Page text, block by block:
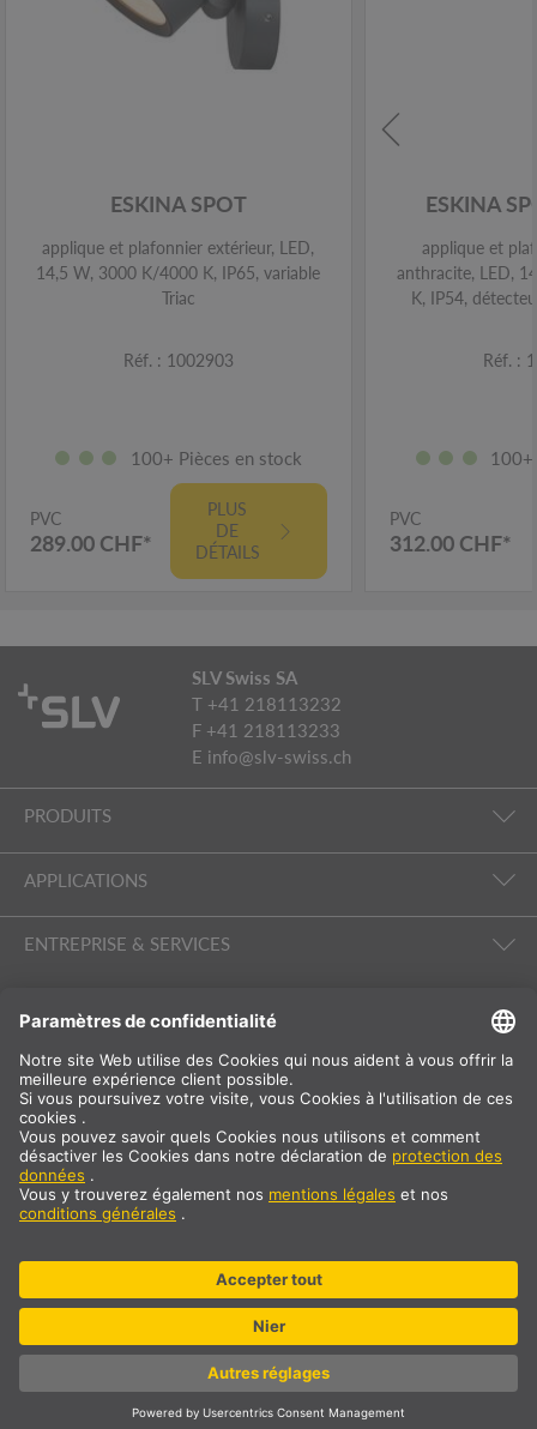
ESKINA SPOT
applique et plafonnier extérieur, LED,
14,5 W, 3000 K/4000 K, IP65, variable
Triac
Réf. : 1002903
100+ Pièces en stock
PVC
289.00 CHF*
PLUS
DE
DÉTAILS
ESKINA
applique et
anthracite, LED,
K, IP54,
Réf. :
100+
PVC
312.00 CHF*
SLV Swiss SA
T +41 218113232
F +41 218113233
E info@slv-swiss.ch
PRODUITS
APPLICATIONS
ENTREPRISE & SERVICES
Sélection du pays
* TVA à 8,1% et frais de port non inclus. Prix uniquement pour les
clients professionnels/enregistrés
© SLV Germany 2026. All rights reserved